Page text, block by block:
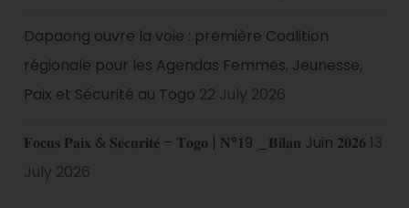
Dapaong ouvre la voie : première Coalition
régionale pour les Agendas Femmes, Jeunesse,
Paix et Sécurité au Togo 22 July 2026
𝐅𝐨𝐜𝐮𝐬 𝐏𝐚𝐢𝐱 & 𝐒𝐞́𝐜𝐮𝐫𝐢𝐭𝐞́ – 𝐓𝐨𝐠𝐨 | 𝐍°𝟏9 _𝐁𝐢𝐥𝐚𝐧 Juin 𝟐𝟎𝟐𝟔 13
July 2026